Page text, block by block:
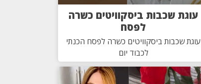
עוגת שכבות ביסקוויטים כשרה
לפסח
עוגת שכבות ביסקוויטים כשרה לפסח הכנתי
לכבוד יום